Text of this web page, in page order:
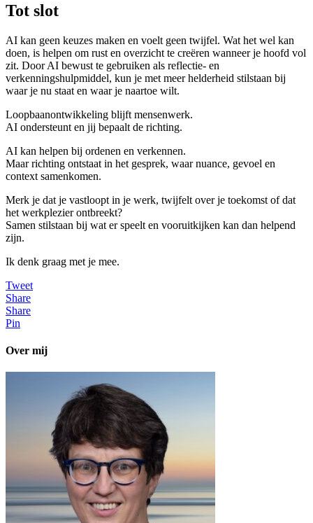
Tot slot
AI kan geen keuzes maken en voelt geen twijfel. Wat het wel kan
doen, is helpen om rust en overzicht te creëren wanneer je hoofd vol
zit. Door AI bewust te gebruiken als reflectie- en
verkenningshulpmiddel, kun je met meer helderheid stilstaan bij
waar je nu staat en waar je naartoe wilt.
Loopbaanontwikkeling blijft mensenwerk.
AI ondersteunt en jij bepaalt de richting.
AI kan helpen bij ordenen en verkennen.
Maar richting ontstaat in het gesprek, waar nuance, gevoel en
context samenkomen.
Merk je dat je vastloopt in je werk, twijfelt over je toekomst of dat
het werkplezier ontbreekt?
Samen stilstaan bij wat er speelt en vooruitkijken kan dan helpend
zijn.
Ik denk graag met je mee.
Tweet
Share
Share
Pin
Over mij